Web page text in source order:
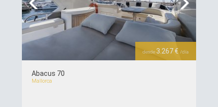
Previous Next
desde 3.267 € /día
Abacus 70
Mallorca